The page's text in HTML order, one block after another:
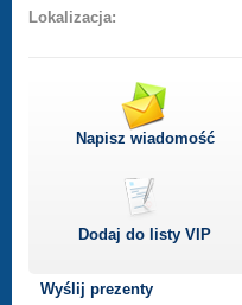
Lokalizacja:
Napisz wiadomość
Dodaj do listyVIP
Wyślij prezenty